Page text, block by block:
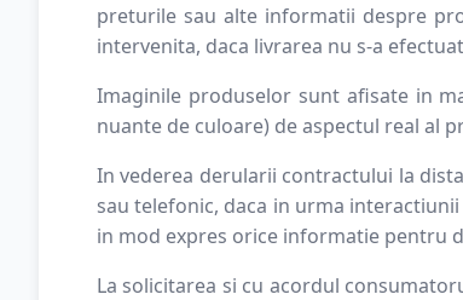
preturile sau alte informatii despre
intervenita, daca livrarea nu s-a
Imaginile produselor sunt afisate in
nuante de culoare) de aspectul real al
In vederea derularii contractului la
sau telefonic, daca in urma
in mod expres orice informatie pentru
La solicitarea si cu acordul